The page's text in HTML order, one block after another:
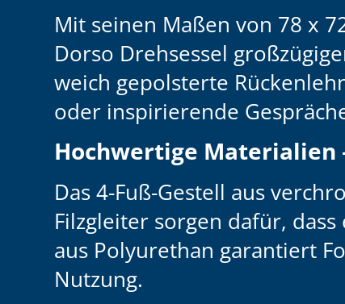
Mit seinen Maßen von 78 x
Dorso Drehsessel
weich gepolsterte
oder inspirierende
Hochwertige
Das4-Fuß-Gestell aus
Filzgleiter sorgen dafür,
aus Polyurethan garantiert
Nutzung.